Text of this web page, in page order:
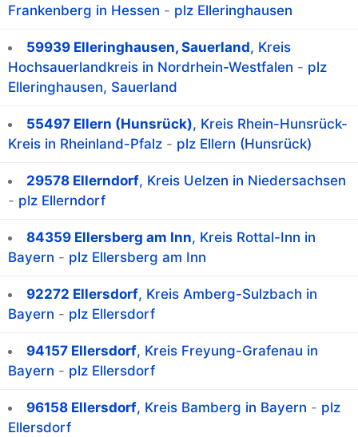
Frankenberg in Hessen - plz Elleringhausen
59939 Elleringhausen, Sauerland, Kreis
Hochsauerlandkreis in Nordrhein-Westfalen - plz
Elleringhausen, Sauerland
55497 Ellern (Hunsrück), Kreis Rhein-Hunsrück-
Kreis in Rheinland-Pfalz - plz Ellern (Hunsrück)
29578 Ellerndorf, Kreis Uelzen in Niedersachsen
- plz Ellerndorf
84359 Ellersberg am Inn, Kreis Rottal-Inn in
Bayern - plz Ellersberg am Inn
92272 Ellersdorf, Kreis Amberg-Sulzbach in
Bayern - plz Ellersdorf
94157 Ellersdorf, Kreis Freyung-Grafenau in
Bayern - plz Ellersdorf
96158 Ellersdorf, Kreis Bamberg in Bayern - plz
Ellersdorf